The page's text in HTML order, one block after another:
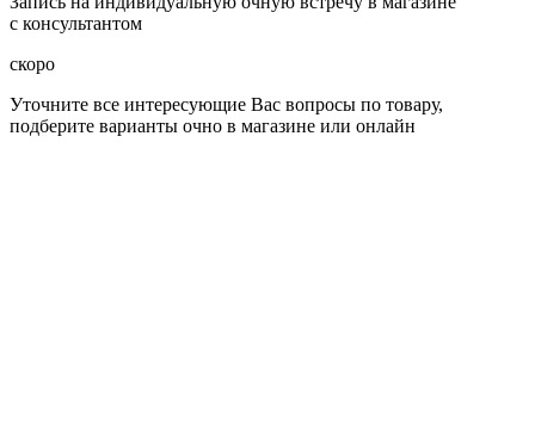
с консультантом
скоро
Уточните все интересующие Вас вопросы по товару,
подберите варианты очно в магазине или онлайн